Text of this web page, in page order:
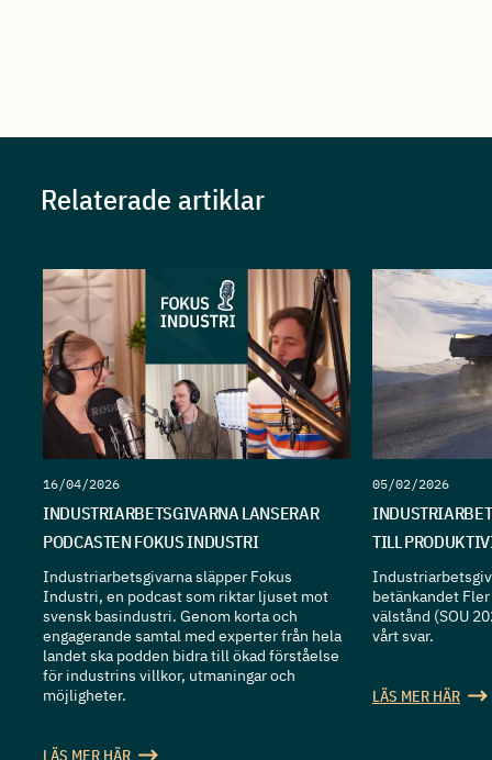
Relaterade artiklar
16/04/2026
INDUSTRIARBETSGIVARNA LANSERAR
PODCASTEN FOKUS INDUSTRI
Industriarbetsgivarna släpper Fokus
Industri, en podcast som riktar ljuset mot
svensk basindustri. Genom korta och
engagerande samtal med experter från hela
landet ska podden bidra till ökad förståelse
för industrins villkor, utmaningar och
möjligheter.
LÄS MER HÄR
05/02/2026
TILL
betänkandet
välstånd (SOU
vårt svar.
LÄS MER HÄR